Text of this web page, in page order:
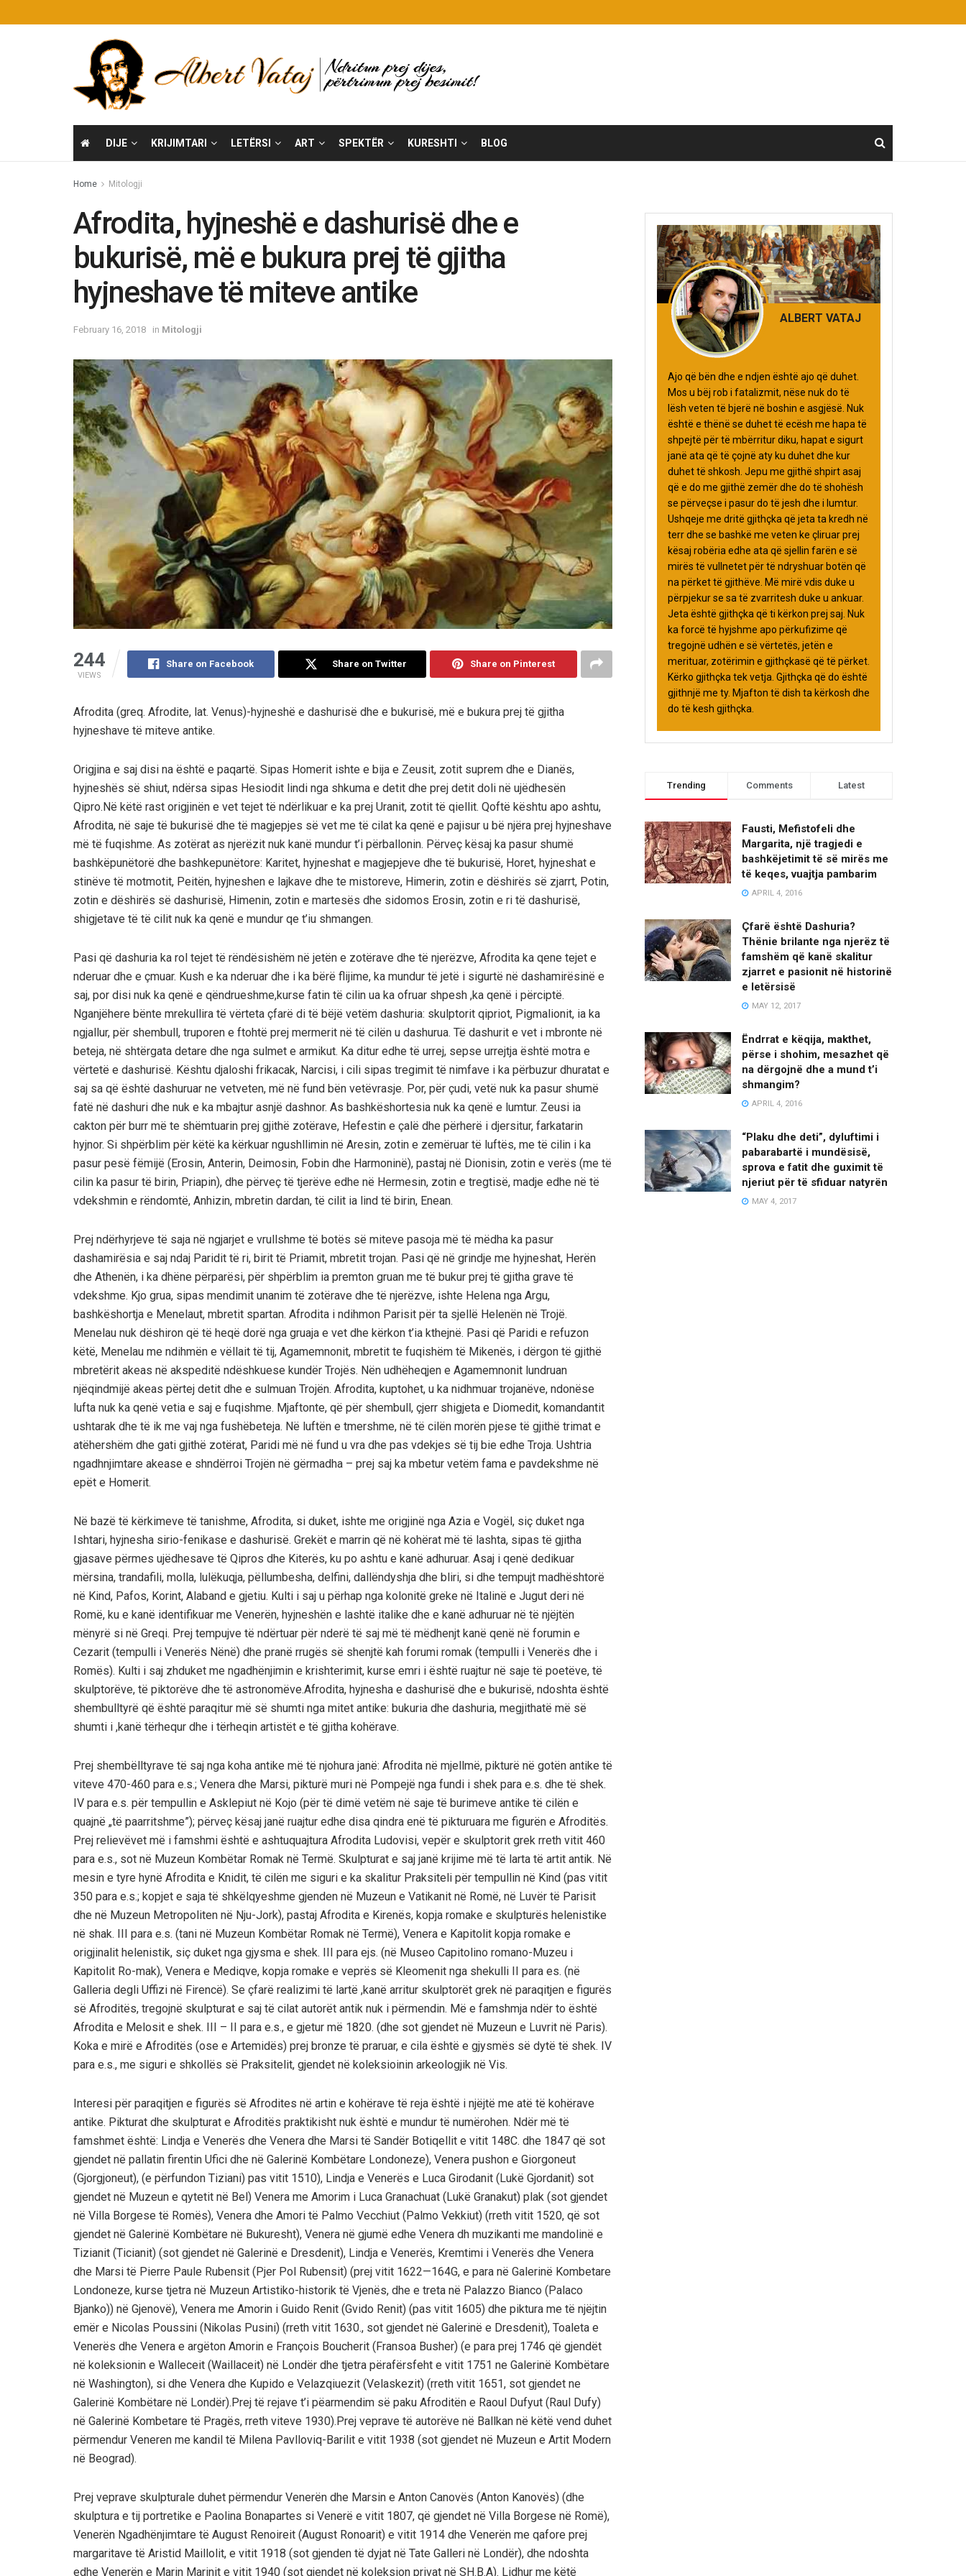
DIJE KRIJIMTARI LETËRSI ART SPEKTËR KURESHTI BLOG
Home Mitologji
Afrodita, hyjneshë e dashurisë dhe e
bukurisë, më e bukura prej të gjitha
hyjneshave të miteve antike
February 16, 2018 in Mitologji
244
VIEWS
Share on Facebook Share on Twitter Share on Pinterest
Afrodita (greq. Afrodite, lat. Venus)-hyjneshë e dashurisë dhe e bukurisë, më e bukura prej të gjitha
hyjneshave të miteve antike.
Origjina e saj disi na është e paqartë. Sipas Homerit ishte e bija e Zeusit, zotit suprem dhe e Dianës,
hyjneshës së shiut, ndërsa sipas Hesiodit lindi nga shkuma e detit dhe prej detit doli në ujëdhesën
Qipro.Në këtë rast origjinën e vet tejet të ndërlikuar e ka prej Uranit, zotit të qiellit. Qoftë kështu apo ashtu,
Afrodita, në saje të bukurisë dhe të magjepjes së vet me të cilat ka qenë e pajisur u bë njëra prej hyjneshave
më të fuqishme. As zotërat as njerëzit nuk kanë mundur t’i përballonin. Përveç kësaj ka pasur shumë
bashkëpunëtorë dhe bashkepunëtore: Karitet, hyjneshat e magjepjeve dhe të bukurisë, Horet, hyjneshat e
stinëve të motmotit, Peitën, hyjneshen e lajkave dhe te mistoreve, Himerin, zotin e dëshirës së zjarrt, Potin,
zotin e dëshirës së dashurisë, Himenin, zotin e martesës dhe sidomos Erosin, zotin e ri të dashurisë,
shigjetave të të cilit nuk ka qenë e mundur qe t’iu shmangen.
Pasi që dashuria ka rol tejet të rëndësishëm në jetën e zotërave dhe të njerëzve, Afrodita ka qene tejet e
nderuar dhe e çmuar. Kush e ka nderuar dhe i ka bërë flijime, ka mundur të jetë i sigurtë në dashamirësinë e
saj, por disi nuk ka qenë e qëndrueshme,kurse fatin të cilin ua ka ofruar shpesh ,ka qenë i përciptë.
Nganjëhere bënte mrekullira të vërteta çfarë di të bëjë vetëm dashuria: skulptorit qipriot, Pigmalionit, ia ka
ngjallur, për shembull, truporen e ftohtë prej mermerit në të cilën u dashurua. Të dashurit e vet i mbronte në
beteja, në shtërgata detare dhe nga sulmet e armikut. Ka ditur edhe të urrej, sepse urrejtja është motra e
vërtetë e dashurisë. Kështu djaloshi frikacak, Narcisi, i cili sipas tregimit të nimfave i ka përbuzur dhuratat e
saj sa që është dashuruar ne vetveten, më në fund bën vetëvrasje. Por, për çudi, vetë nuk ka pasur shumë
fatë në dashuri dhe nuk e ka mbajtur asnjë dashnor. As bashkëshortesia nuk ka qenë e lumtur. Zeusi ia
cakton për burr më te shëmtuarin prej gjithë zotërave, Hefestin e çalë dhe përherë i djersitur, farkatarin
hyjnor. Si shpërblim për këtë ka kërkuar ngushllimin në Aresin, zotin e zemëruar të luftës, me të cilin i ka
pasur pesë fëmijë (Erosin, Anterin, Deimosin, Fobin dhe Harmoninë), pastaj në Dionisin, zotin e verës (me të
cilin ka pasur të birin, Priapin), dhe përveç të tjerëve edhe në Hermesin, zotin e tregtisë, madje edhe në të
vdekshmin e rëndomtë, Anhizin, mbretin dardan, të cilit ia lind të birin, Enean.
Prej ndërhyrjeve të saja në ngjarjet e vrullshme të botës së miteve pasoja më të mëdha ka pasur
dashamirësia e saj ndaj Paridit të ri, birit të Priamit, mbretit trojan. Pasi që në grindje me hyjneshat, Herën
dhe Athenën, i ka dhëne përparësi, për shpërblim ia premton gruan me të bukur prej të gjitha grave të
vdekshme. Kjo grua, sipas mendimit unanim të zotërave dhe të njerëzve, ishte Helena nga Argu,
bashkëshortja e Menelaut, mbretit spartan. Afrodita i ndihmon Parisit për ta sjellë Helenën në Trojë.
Menelau nuk dëshiron që të heqë dorë nga gruaja e vet dhe kërkon t’ia kthejnë. Pasi që Paridi e refuzon
këtë, Menelau me ndihmën e vëllait të tij, Agamemnonit, mbretit te fuqishëm të Mikenës, i dërgon të gjithë
mbretërit akeas në akspeditë ndëshkuese kundër Trojës. Nën udhëheqjen e Agamemnonit lundruan
njëqindmijë akeas përtej detit dhe e sulmuan Trojën. Afrodita, kuptohet, u ka nidhmuar trojanëve, ndonëse
lufta nuk ka qenë vetia e saj e fuqishme. Mjaftonte, që për shembull, çjerr shigjeta e Diomedit, komandantit
ushtarak dhe të ik me vaj nga fushëbeteja. Në luftën e tmershme, në të cilën morën pjese të gjithë trimat e
atëhershëm dhe gati gjithë zotërat, Paridi më në fund u vra dhe pas vdekjes së tij bie edhe Troja. Ushtria
ngadhnjimtare akease e shndërroi Trojën në gërmadha – prej saj ka mbetur vetëm fama e pavdekshme në
epët e Homerit.
Në bazë të kërkimeve të tanishme, Afrodita, si duket, ishte me origjinë nga Azia e Vogël, siç duket nga
Ishtari, hyjnesha sirio-fenikase e dashurisë. Grekët e marrin që në kohërat më të lashta, sipas të gjitha
gjasave përmes ujëdhesave të Qipros dhe Kiterës, ku po ashtu e kanë adhuruar. Asaj i qenë dedikuar
mërsina, trandafili, molla, lulëkuqja, pëllumbesha, delfini, dallëndyshja dhe bliri, si dhe tempujt madhështorë
në Kind, Pafos, Korint, Alaband e gjetiu. Kulti i saj u përhap nga kolonitë greke në Italinë e Jugut deri në
Romë, ku e kanë identifikuar me Venerën, hyjneshën e lashtë italike dhe e kanë adhuruar në të njëjtën
mënyrë si në Greqi. Prej tempujve të ndërtuar për nderë të saj më të mëdhenjt kanë qenë në forumin e
Cezarit (tempulli i Venerës Nënë) dhe pranë rrugës së shenjtë kah forumi romak (tempulli i Venerës dhe i
Romës). Kulti i saj zhduket me ngadhënjimin e krishterimit, kurse emri i është ruajtur në saje të poetëve, të
skulptorëve, të piktorëve dhe të astronomëve.Afrodita, hyjnesha e dashurisë dhe e bukurisë, ndoshta është
shembulltyrë që është paraqitur më së shumti nga mitet antike: bukuria dhe dashuria, megjithatë më së
shumti i ,kanë tërhequr dhe i tërheqin artistët e të gjitha kohërave.
Prej shembëlltyrave të saj nga koha antike më të njohura janë: Afrodita në mjellmë, pikturë në gotën antike të
viteve 470-460 para e.s.; Venera dhe Marsi, pikturë muri në Pompejë nga fundi i shek para e.s. dhe të shek.
IV para e.s. për tempullin e Asklepiut në Kojo (për të dimë vetëm në saje të burimeve antike të cilën e
quajnë „të paarritshme”); përveç kësaj janë ruajtur edhe disa qindra enë të pikturuara me figurën e Afroditës.
Prej relievëvet më i famshmi është e ashtuquajtura Afrodita Ludovisi, vepër e skulptorit grek rreth vitit 460
para e.s., sot në Muzeun Kombëtar Romak në Termë. Skulpturat e saj janë krijime më të larta të artit antik. Në
mesin e tyre hynë Afrodita e Knidit, të cilën me siguri e ka skalitur Praksiteli për tempullin në Kind (pas vitit
350 para e.s.; kopjet e saja të shkëlqyeshme gjenden në Muzeun e Vatikanit në Romë, në Luvër të Parisit
dhe në Muzeun Metropoliten në Nju-Jork), pastaj Afrodita e Kirenës, kopja romake e skulpturës helenistike
në shak. III para e.s. (tani në Muzeun Kombëtar Romak në Termë), Venera e Kapitolit kopja romake e
origjinalit helenistik, siç duket nga gjysma e shek. III para ejs. (në Museo Capitolino romano-Muzeu i
Kapitolit Ro-mak), Venera e Mediqve, kopja romake e veprës së Kleomenit nga shekulli II para es. (në
Galleria degli Uffizi në Firencë). Se çfarë realizimi të lartë ,kanë arritur skulptorët grek në paraqitjen e figurës
së Afroditës, tregojnë skulpturat e saj të cilat autorët antik nuk i përmendin. Më e famshmja ndër to është
Afrodita e Melosit e shek. III – II para e.s., e gjetur më 1820. (dhe sot gjendet në Muzeun e Luvrit në Paris).
Koka e mirë e Afroditës (ose e Artemidës) prej bronze të praruar, e cila është e gjysmës së dytë të shek. IV
para e.s., me siguri e shkollës së Praksitelit, gjendet në koleksioinin arkeologjik në Vis.
Interesi për paraqitjen e figurës së Afrodites në artin e kohërave të reja është i njëjtë me atë të kohërave
antike. Pikturat dhe skulpturat e Afroditës praktikisht nuk është e mundur të numërohen. Ndër më të
famshmet është: Lindja e Venerës dhe Venera dhe Marsi të Sandër Botiqellit e vitit 148C. dhe 1847 që sot
gjendet në pallatin firentin Ufici dhe në Galerinë Kombëtare Londoneze), Venera pushon e Giorgoneut
(Gjorgjoneut), (e përfundon Tiziani) pas vitit 1510), Lindja e Venerës e Luca Girodanit (Lukë Gjordanit) sot
gjendet në Muzeun e qytetit në Bel) Venera me Amorim i Luca Granachuat (Lukë Granakut) plak (sot gjendet
në Villa Borgese të Romës), Venera dhe Amori të Palmo Vecchiut (Palmo Vekkiut) (rreth vitit 1520, që sot
gjendet në Galerinë Kombëtare në Bukuresht), Venera në gjumë edhe Venera dh muzikanti me mandolinë e
Tizianit (Ticianit) (sot gjendet në Galerinë e Dresdenit), Lindja e Venerës, Kremtimi i Venerës dhe Venera
dhe Marsi të Pierre Paule Rubensit (Pjer Pol Rubensit) (prej vitit 1622—164G, e para në Galerinë Kombetare
Londoneze, kurse tjetra në Muzeun Artistiko-historik të Vjenës, dhe e treta në Palazzo Bianco (Palaco
Bjanko)) në Gjenovë), Venera me Amorin i Guido Renit (Gvido Renit) (pas vitit 1605) dhe piktura me të njëjtin
emër e Nicolas Poussini (Nikolas Pusini) (rreth vitit 1630., sot gjendet në Galerinë e Dresdenit), Toaleta e
Venerës dhe Venera e argëton Amorin e François Boucherit (Fransoa Busher) (e para prej 1746 që gjendët
në koleksionin e Walleceit (Waillaceit) në Londër dhe tjetra përafërsfeht e vitit 1751 ne Galerinë Kombëtare
në Washington), si dhe Venera dhe Kupido e Velazqiuezit (Velaskezit) (rreth vitit 1651, sot gjendet ne
Galerinë Kombëtare në Londër).Prej të rejave t’i pëarmendim së paku Afroditën e Raoul Dufyut (Raul Dufy)
në Galerinë Kombetare të Pragës, rreth viteve 1930).Prej veprave të autorëve në Ballkan në këtë vend duhet
përmendur Veneren me kandil të Milena Pavlloviq-Barilit e vitit 1938 (sot gjendet në Muzeun e Artit Modern
në Beograd).
Prej veprave skulpturale duhet përmendur Venerën dhe Marsin e Anton Canovës (Anton Kanovës) (dhe
skulptura e tij portretike e Paolina Bonapartes si Venerë e vitit 1807, që gjendet në Villa Borgese në Romë),
Venerën Ngadhënjimtare të August Renoireit (August Ronoarit) e vitit 1914 dhe Venerën me qafore prej
margaritave të Aristid Maillolit, e vitit 1918 (sot gjenden të dyjat në Tate Galleri në Londër), dhe ndoshta
edhe Venerën e Marin Marinit e vitit 1940 (sot gjendet në koleksion privat në SH.B.A). Lidhur me këtë
ALBERT VATAJ
Ajo që bën dhe e ndjen është ajo që duhet.
Mos u bëj rob i fatalizmit, nëse nuk do të
lësh veten të bjerë në boshin e asgjësë. Nuk
është e thënë se duhet të ecësh me hapa të
shpejtë për të mbërritur diku, hapat e sigurt
janë ata që të çojnë aty ku duhet dhe kur
duhet të shkosh. Jepu me gjithë shpirt asaj
që e do me gjithë zemër dhe do të shohësh
se përveçse i pasur do të jesh dhe i lumtur.
Ushqeje me dritë gjithçka që jeta ta kredh në
terr dhe se bashkë me veten ke çliruar prej
kësaj robëria edhe ata që sjellin farën e së
mirës të vullnetet për të ndryshuar botën që
na përket të gjithëve. Më mirë vdis duke u
përpjekur se sa të zvarritesh duke u ankuar.
Jeta është gjithçka që ti kërkon prej saj. Nuk
ka forcë të hyjshme apo përkufizime që
tregojnë udhën e së vërtetës, jetën e
merituar, zotërimin e gjithçkasë që të përket.
Kërko gjithçka tek vetja. Gjithçka që do është
gjithnjë me ty. Mjafton të dish ta kërkosh dhe
do të kesh gjithçka.
Trending Comments Latest
Fausti, Mefistofeli dhe
Margarita, një tragjedi e
bashkëjetimit të së mirës me
të keqes, vuajtja pambarim
APRIL 4, 2016
Çfarë është Dashuria?
Thënie brilante nga njerëz të
famshëm që kanë skalitur
zjarret e pasionit në historinë
e letërsisë
MAY 12, 2017
Ëndrrat e këqija, makthet,
përse i shohim, mesazhet që
na dërgojnë dhe a mund t’i
shmangim?
APRIL 4, 2016
“Plaku dhe deti”, dyluftimi i
pabarabartë i mundësisë,
sprova e fatit dhe guximit të
njeriut për të sfiduar natyrën
MAY 4, 2017